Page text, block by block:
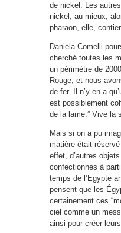
de nickel. Les
nickel, au mieux,
pharaon, elle,
Daniela Comelli
cherché toutes les
un périmètre de
Rouge, et nous
de fer. Il n’y en a
est possiblement
de la lame.” Vive la
Mais si on a pu
matière était
effet, d’autres
confectionnés à
temps de l’Egypte
pensent que les
certainement ces
ciel comme un
ainsi pour créer